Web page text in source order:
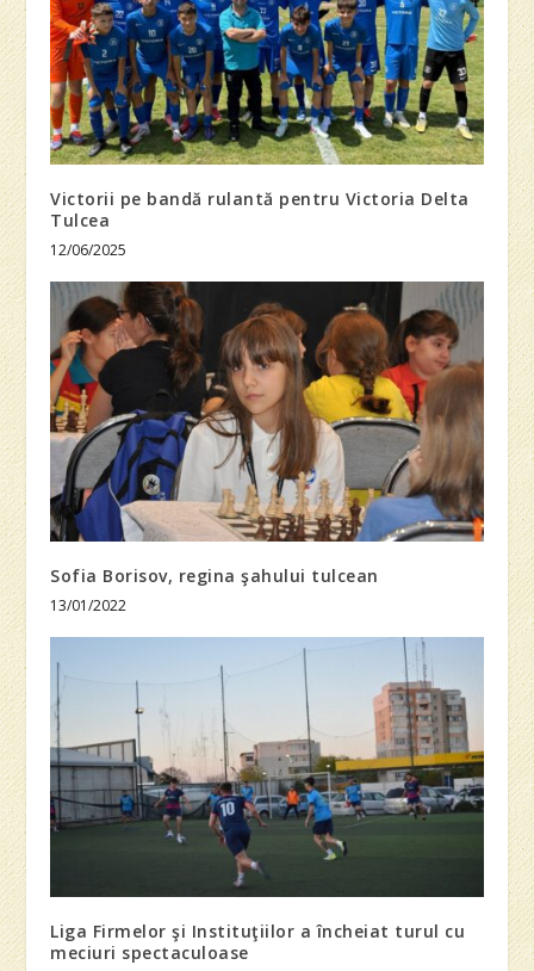
Victorii pe bandă rulantă pentru Victoria Delta
Tulcea
12/06/2025
Sofia Borisov, regina şahului tulcean
13/01/2022
Liga Firmelor şi Instituţiilor a încheiat turul cu
meciuri spectaculoase